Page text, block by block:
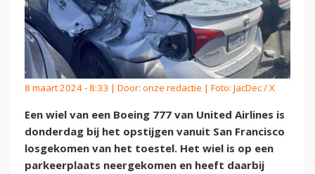
8 maart 2024 - 8:33 | Door: onze redactie | Foto: JacDec / X
Een wiel van een Boeing 777 van United Airlines is
donderdag bij het opstijgen vanuit San Francisco
losgekomen van het toestel. Het wiel is op een
parkeerplaats neergekomen en heeft daarbij